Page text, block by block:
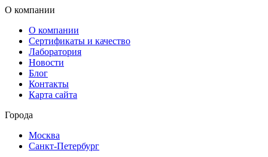
О компании
О компании
Сертификаты и качество
Лаборатория
Новости
Блог
Контакты
Карта сайта
Города
Москва
Санкт-Петербург